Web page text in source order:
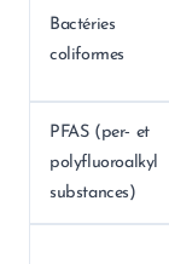
Bactéries
coliformes
PFAS (per‑ et
polyfluoroalkyl
substances)